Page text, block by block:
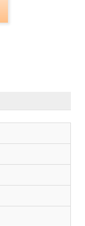
Optionen
können
auf
gewählt